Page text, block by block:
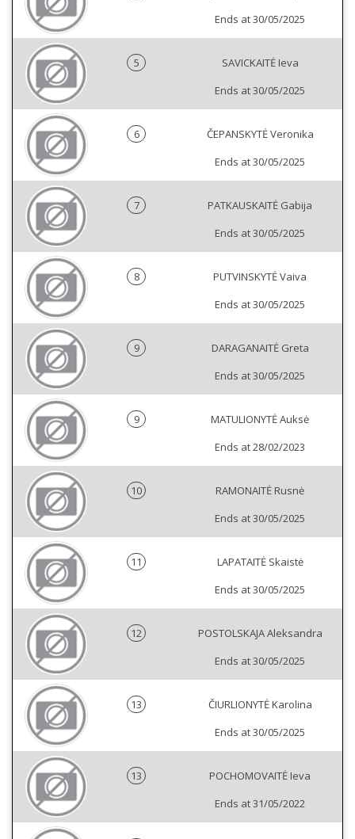
Ends at 30/05/2025
5
SAVICKAITĖ Ieva
Ends at 30/05/2025
6
ČEPANSKYTĖ Veronika
Ends at 30/05/2025
7
PATKAUSKAITĖ Gabija
Ends at 30/05/2025
8
PUTVINSKYTĖ Vaiva
Ends at 30/05/2025
9
DARAGANAITĖ Greta
Ends at 30/05/2025
9
MATULIONYTĖ Auksė
Ends at 28/02/2023
10
RAMONAITĖ Rusnė
Ends at 30/05/2025
11
LAPATAITĖ Skaistė
Ends at 30/05/2025
12
POSTOLSKAJA Aleksandra
Ends at 30/05/2025
13
ČIURLIONYTĖ Karolina
Ends at 30/05/2025
13
POCHOMOVAITĖ Ieva
Ends at 31/05/2022